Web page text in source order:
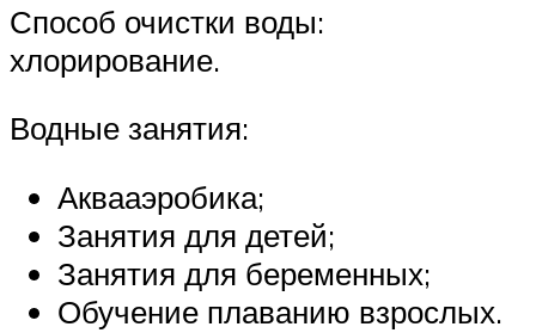
Способ очистки воды:
хлорирование.
Водные занятия:
Аквааэробика;
Занятия для детей;
Занятия для беременных;
Обучение плаванию взрослых.